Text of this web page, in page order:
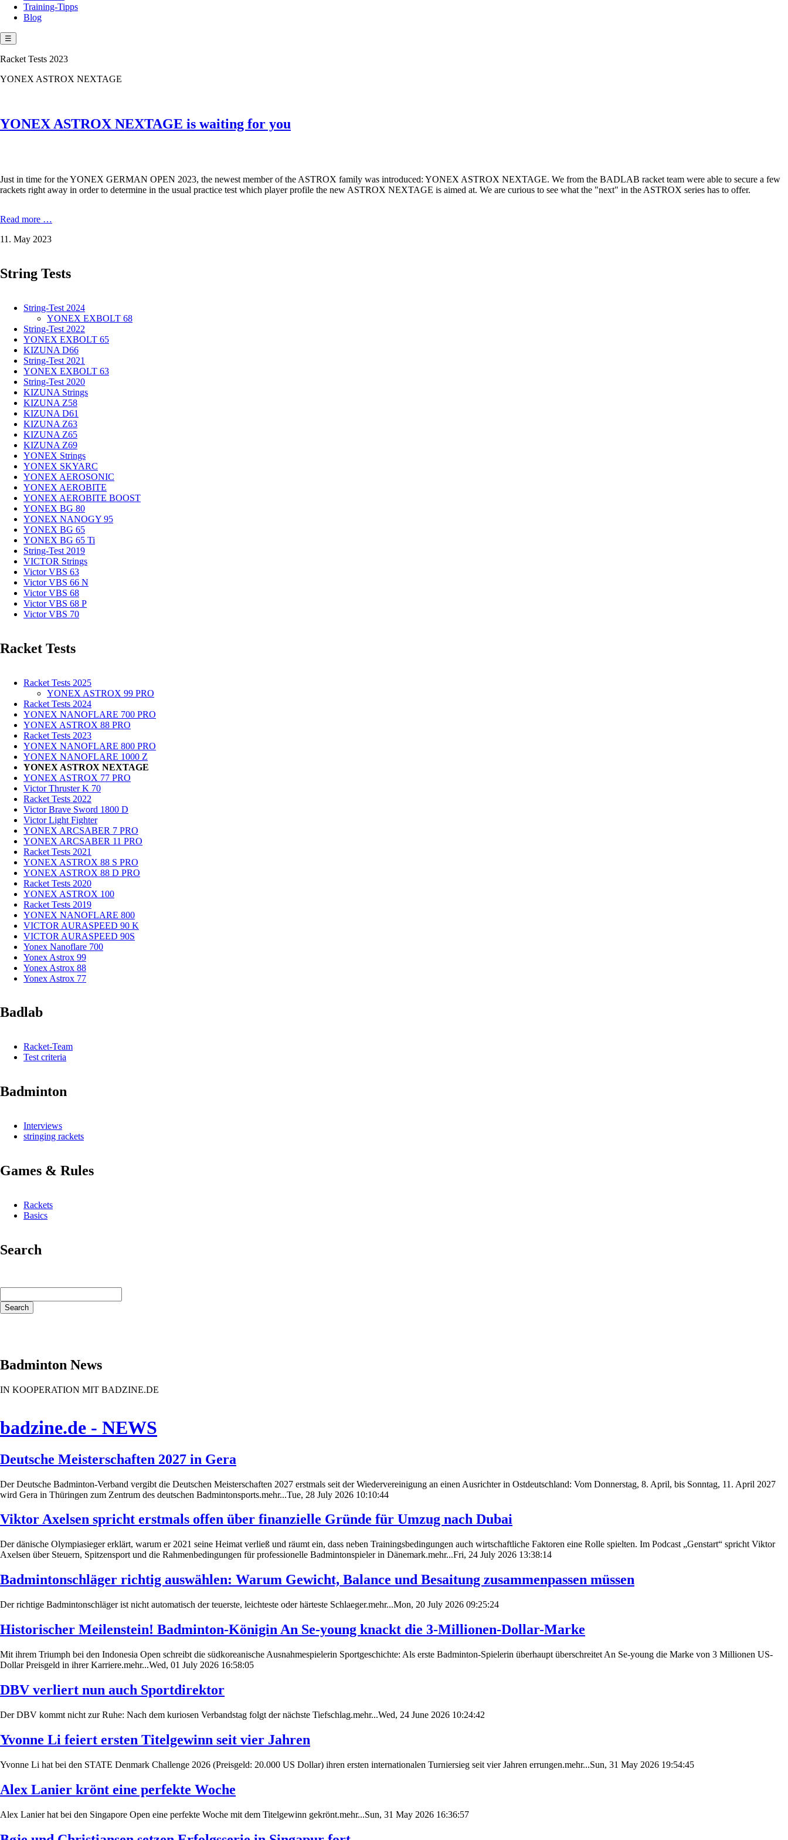
Training-Tipps
Blog
☰
Racket Tests 2023
YONEX ASTROX NEXTAGE
YONEX ASTROX NEXTAGE is waiting for you
Just in time for the YONEX GERMAN OPEN 2023, the newest member of the ASTROX family was introduced: YONEX ASTROX NEXTAGE. We from the BADLAB racket team were able to secure a few
rackets right away in order to determine in the usual practice test which player profile the new ASTROX NEXTAGE is aimed at. We are curious to see what the "next" in the ASTROX series has to offer.
Read more …
for
11. May 2023
String Tests
String-Test 2024
YONEX EXBOLT 68
String-Test 2022
YONEX EXBOLT 65
KIZUNA D66
String-Test 2021
YONEX EXBOLT 63
String-Test 2020
KIZUNA Strings
KIZUNA Z58
KIZUNA D61
KIZUNA Z63
KIZUNA Z65
KIZUNA Z69
YONEX Strings
YONEX SKYARC
YONEX AEROSONIC
YONEX AEROBITE
YONEX AEROBITE BOOST
YONEX BG 80
YONEX NANOGY 95
YONEX BG 65
YONEX BG 65 Ti
String-Test 2019
VICTOR Strings
Victor VBS 63
Victor VBS 66 N
Victor VBS 68
Victor VBS 68 P
Victor VBS 70
Racket Tests
Racket Tests 2025
YONEX ASTROX 99 PRO
Racket Tests 2024
YONEX NANOFLARE 700 PRO
YONEX ASTROX 88 PRO
Racket Tests 2023
YONEX NANOFLARE 800 PRO
YONEX NANOFLARE 1000 Z
YONEX ASTROX NEXTAGE
YONEX ASTROX 77 PRO
Victor Thruster K 70
Racket Tests 2022
Victor Brave Sword 1800 D
Victor Light Fighter
YONEX ARCSABER 7 PRO
YONEX ARCSABER 11 PRO
Racket Tests 2021
YONEX ASTROX 88 S PRO
YONEX ASTROX 88 D PRO
Racket Tests 2020
YONEX ASTROX 100
Racket Tests 2019
YONEX NANOFLARE 800
VICTOR AURASPEED 90 K
VICTOR AURASPEED 90S
Yonex Nanoflare 700
Yonex Astrox 99
Yonex Astrox 88
Yonex Astrox 77
Badlab
Racket-Team
Test criteria
Badminton
Interviews
stringing rackets
Games & Rules
Rackets
Basics
Search
Search
Badminton News
IN KOOPERATION MIT BADZINE.DE
badzine.de - NEWS
Deutsche Meisterschaften 2027 in Gera
Der Deutsche Badminton-Verband vergibt die Deutschen Meisterschaften 2027 erstmals seit der Wiedervereinigung an einen Ausrichter in Ostdeutschland: Vom Donnerstag, 8. April, bis Sonntag, 11. April 2027
wird Gera in Thüringen zum Zentrum des deutschen Badmintonsports.mehr...Tue, 28 July 2026 10:10:44
Viktor Axelsen spricht erstmals offen über finanzielle Gründe für Umzug nach Dubai
Der dänische Olympiasieger erklärt, warum er 2021 seine Heimat verließ und räumt ein, dass neben Trainingsbedingungen auch wirtschaftliche Faktoren eine Rolle spielten. Im Podcast „Genstart“ spricht Viktor
Axelsen über Steuern, Spitzensport und die Rahmenbedingungen für professionelle Badmintonspieler in Dänemark.mehr...Fri, 24 July 2026 13:38:14
Badmintonschläger richtig auswählen: Warum Gewicht, Balance und Besaitung zusammenpassen müssen
Der richtige Badmintonschläger ist nicht automatisch der teuerste, leichteste oder härteste Schlaeger.mehr...Mon, 20 July 2026 09:25:24
Historischer Meilenstein! Badminton-Königin An Se-young knackt die 3-Millionen-Dollar-Marke
Mit ihrem Triumph bei den Indonesia Open schreibt die südkoreanische Ausnahmespielerin Sportgeschichte: Als erste Badminton-Spielerin überhaupt überschreitet An Se-young die Marke von 3 Millionen US-
Dollar Preisgeld in ihrer Karriere.mehr...Wed, 01 July 2026 16:58:05
DBV verliert nun auch Sportdirektor
Der DBV kommt nicht zur Ruhe: Nach dem kuriosen Verbandstag folgt der nächste Tiefschlag.mehr...Wed, 24 June 2026 10:24:42
Yvonne Li feiert ersten Titelgewinn seit vier Jahren
Yvonne Li hat bei den STATE Denmark Challenge 2026 (Preisgeld: 20.000 US Dollar) ihren ersten internationalen Turniersieg seit vier Jahren errungen.mehr...Sun, 31 May 2026 19:54:45
Alex Lanier krönt eine perfekte Woche
Alex Lanier hat bei den Singapore Open eine perfekte Woche mit dem Titelgewinn gekrönt.mehr...Sun, 31 May 2026 16:36:57